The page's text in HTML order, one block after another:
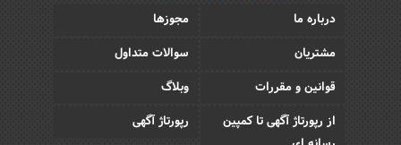
درباره ما
مجوزها
مشتریان
سوالات متداول
قوانین و مقررات
وبلاگ
از رپورتاژ آگهی تا کمپین
رپورتاژ آگهی